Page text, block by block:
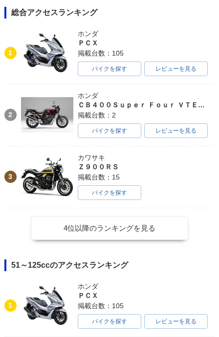
総合アクセスランキング
1
ホンダ
ＰＣＸ
掲載台数：105
バイクを探す レビューを見る
2
ホンダ
ＣＢ４００Ｓｕｐｅｒ Ｆｏｕｒ ＶＴＥＣ ＳＰＥＣ３
掲載台数：2
バイクを探す レビューを見る
3
カワサキ
Ｚ９００ＲＳ
掲載台数：15
バイクを探す
4位以降のランキングを見る
51～125ccのアクセスランキング
1
ホンダ
ＰＣＸ
掲載台数：105
バイクを探す レビューを見る